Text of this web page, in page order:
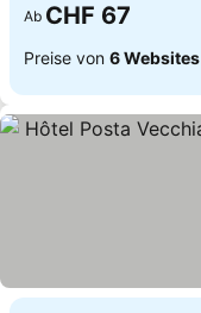
Ab CHF 67
Preise von 6 Websites